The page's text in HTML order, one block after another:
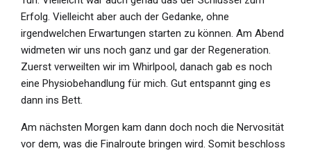
Erfolg. Vielleicht aber auch der Gedanke, ohne
irgendwelchen Erwartungen starten zu können. Am Abend
widmeten wir uns noch ganz und gar der Regeneration.
Zuerst verweilten wir im Whirlpool, danach gab es noch
eine Physiobehandlung für mich. Gut entspannt ging es
dann ins Bett.
Am nächsten Morgen kam dann doch noch die Nervosität
vor dem, was die Finalroute bringen wird. Somit beschloss